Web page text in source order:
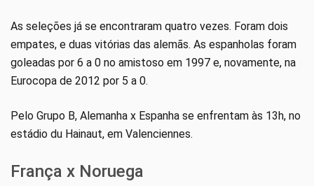
As seleções já se encontraram quatro vezes. Foram dois
empates, e duas vitórias das alemãs. As espanholas foram
goleadas por 6 a 0 no amistoso em 1997 e, novamente, na
Eurocopa de 2012 por 5 a 0.
Pelo Grupo B, Alemanha x Espanha se enfrentam às 13h, no
estádio du Hainaut, em Valenciennes.
França x Noruega